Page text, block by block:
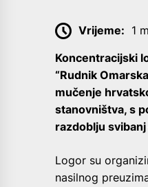
Vrijeme: 1
Koncentracijski
“Rudnik
mučenje
stanovništva, s
razdoblju
Logor su
nasilnog